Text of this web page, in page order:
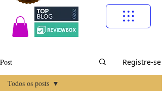
Post Registre-se
Todos os posts